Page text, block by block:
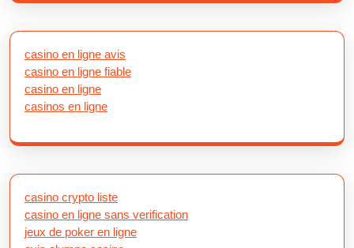
casino en ligne avis
casino en ligne fiable
casino en ligne
casinos en ligne
casino crypto liste
casino en ligne sans verification
jeux de poker en ligne